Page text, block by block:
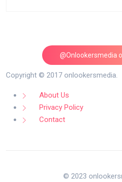
@Onlookersmedia
Follow on
Copyright © 2017 onlookersmedia.
About Us
Privacy Policy
Contact
© 2023